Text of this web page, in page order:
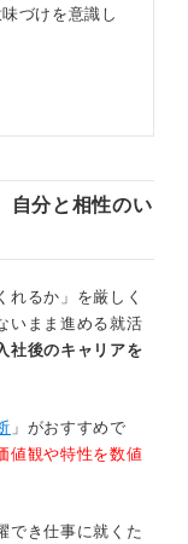
づけを意識し
自分と相性のい
れるか」を厳しく
いまま進める就活
社後のキャリアを
」がおすすめで
値観や特性を数値
でき仕事に就くた